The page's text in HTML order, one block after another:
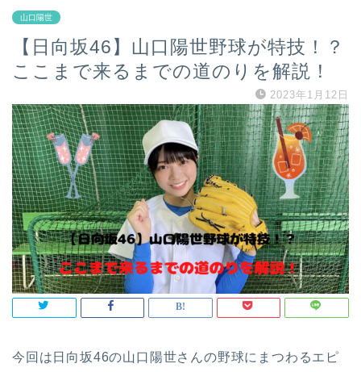
山口陽世
【日向坂46】山口陽世野球が特技！？
ここまで来るまでの道のりを解説！
2023年1月12日
今回は日向坂46の山口陽世さんの野球にまつわるエピ